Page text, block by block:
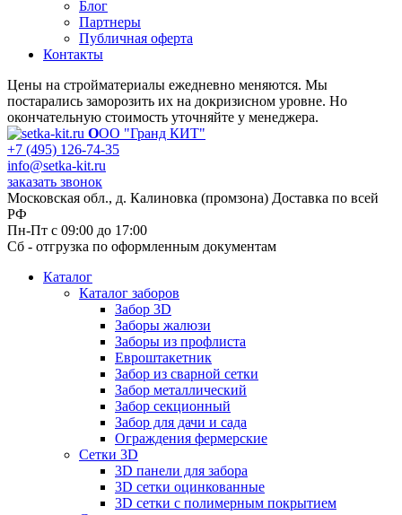
Блог
Партнеры
Публичная оферта
Контакты
Цены на стройматериалы ежедневно меняются. Мы
постарались заморозить их на докризисном уровне. Но
окончательную стоимость уточняйте у менеджера.
ООО "Гранд КИТ"
+7 (495) 126-74-35
info@setka-kit.ru
заказать звонок
Московская обл., д. Калиновка (промзона) Доставка по всей
РФ
Пн-Пт с 09:00 до 17:00
Сб - отгрузка по оформленным документам
Каталог
Каталог заборов
Забор 3D
Заборы жалюзи
Заборы из профлиста
Евроштакетник
Забор из сварной сетки
Забор металлический
Забор секционный
Забор для дачи и сада
Ограждения фермерские
Сетки 3D
3D панели для забора
3D сетки оцинкованные
3D сетки с полимерным покрытием